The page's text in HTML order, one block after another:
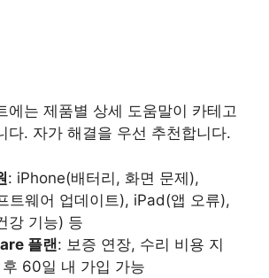
에는 제품별 상세 도움말이 카테고
다. 자가 해결을 우선 추천합니다.
: iPhone(배터리, 화면 문제),
트웨어 업데이트), iPad(앱 오류),
강 기능) 등
플랜: 보증 연장, 수리 비용 지
60일 내 가입 가능